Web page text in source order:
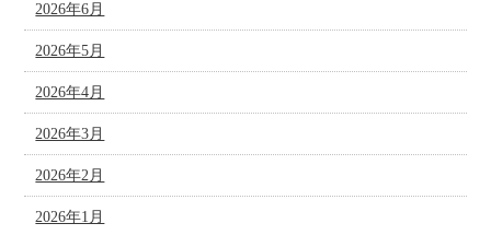
2026年6月
2026年5月
2026年4月
2026年3月
2026年2月
2026年1月